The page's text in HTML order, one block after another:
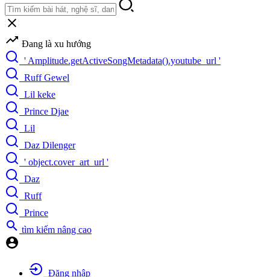
Đang là xu hướng
' Amplitude.getActiveSongMetadata().youtube_url '
Ruff Gewel
Lil keke
Prince Djae
Lil
Daz Dilenger
' object.cover_art_url '
Daz
Ruff
Prince
tìm kiếm nâng cao
Đăng nhập